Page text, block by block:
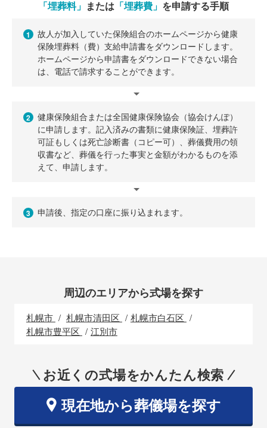
「埋葬料」 または 「埋葬費」 を申請する手順
1
故人が加入していた保険組合のホームページから健康
保険埋葬料（費）支給申請書をダウンロードします。
ホームページから申請書をダウンロードできない場合
は、電話で請求することができます。
2
健康保険組合または全国健康保険協会（協会けんぽ）
に申請します。記入済みの書類に健康保険証、埋葬許
可証もしくは死亡診断書（コピー可）、葬儀費用の領
収書など、葬儀を行った事実と金額がわかるものを添
えて、申請します。
3 申請後、指定の口座に振り込まれます。
周辺のエリアから式場を探す
札幌市 札幌市清田区
札幌市白石区
札幌市豊平区
江別市
お近くの式場をかんたん検索
現在地から葬儀場を探す